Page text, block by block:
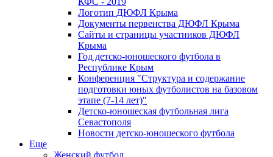
Логотип ДЮФЛ Крыма
Документы первенства ДЮФЛ Крыма
Сайты и страницы участников ДЮФЛ
Крыма
Год детско-юношеского футбола в
Республике Крым
Конференция "Структура и содержание
подготовки юных футболистов на базовом
этапе (7-14 лет)"
Детско-юношеская футбольная лига
Севастополя
Новости детско-юношеского футбола
Еще
Женский футбол